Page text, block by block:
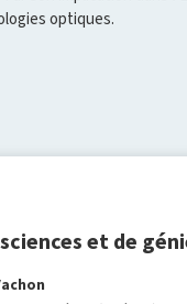
optiques.
et de